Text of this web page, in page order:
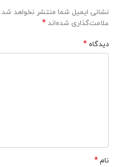
نشانی ایمیل شما منتشر نخواهد شد.
علامت‌گذاری شده‌اند *
دیدگاه *
نام *